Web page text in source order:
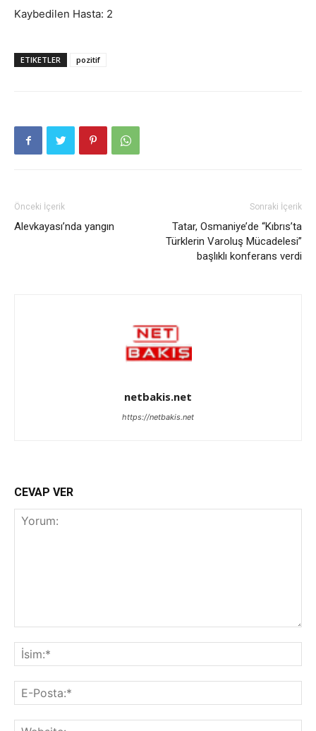
Kaybedilen Hasta: 2
ETIKETLER pozitif
Önceki İçerik
Alevkayası’nda yangın
Sonraki İçerik
Tatar, Osmaniye’de “Kıbrıs’ta
Türklerin Varoluş Mücadelesi”
başlıklı konferans verdi
netbakis.net
https://netbakis.net
CEVAP VER